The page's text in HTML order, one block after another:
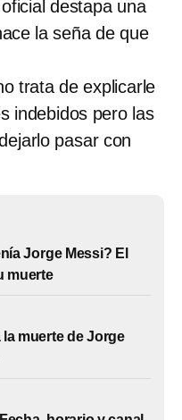
destapa una
la seña de que
trata de explicarle
indebidos pero las
pasar con
Jorge Messi? El
muerte
la muerte de Jorge